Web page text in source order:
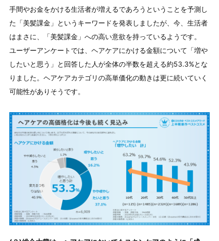
手間やお金をかける生活者が増えるであろうということを予測し
た「美髪課金」というキーワードを発表しましたが、今、生活者
はまさに、「美髪課金」への高い意欲を持っているようです。
ユーザーアンケートでは、ヘアケアにかける金額について「増や
したいと思う」と回答した人が全体の半数を超える約53.3%とな
りました。ヘアケアカテゴリの高単価化の動きは更に続いていく
可能性がありそうです。